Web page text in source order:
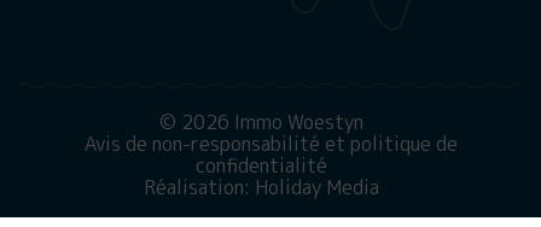
© 2026 Immo Woestyn
Avis de non-responsabilité et politique de
confidentialité
Réalisation: Holiday Media